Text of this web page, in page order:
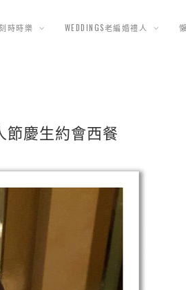
時時樂 WEDDINGS老編婚禮人
節慶生約會西餐